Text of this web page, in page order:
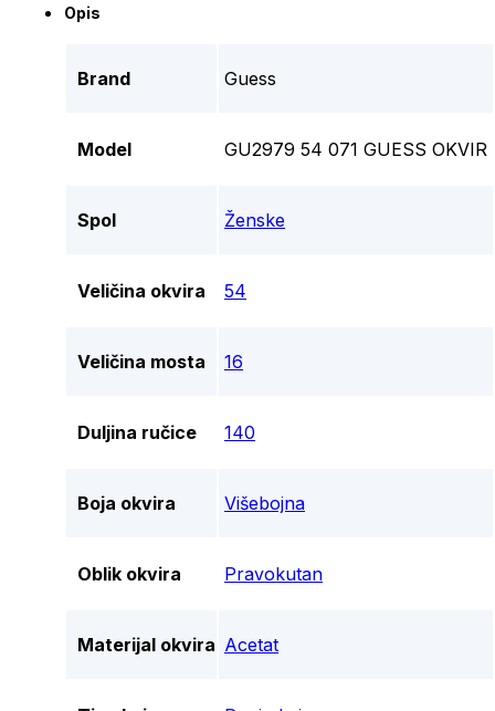
Opis
Brand Guess
Model GU2979 54 071 GUESS OKVIR
Spol Ženske
Veličina okvira 54
Veličina mosta 16
Duljina ručice 140
Boja okvira Višebojna
Oblik okvira Pravokutan
Materijal okvira Acetat